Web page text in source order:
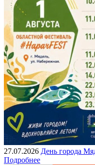
27.07.2026 День города
Подробнее